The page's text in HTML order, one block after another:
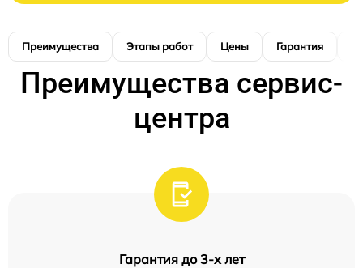
Преимущества Этапы работ Цены Гарантия
Преимущества сервис-
центра
Гарантия до 3-х лет